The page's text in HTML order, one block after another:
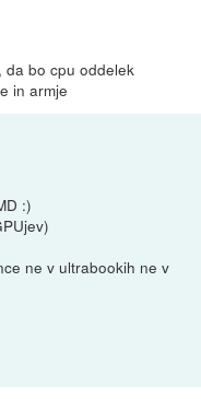
bo cpu oddelek
in armje
:)
ne v ultrabookih ne v